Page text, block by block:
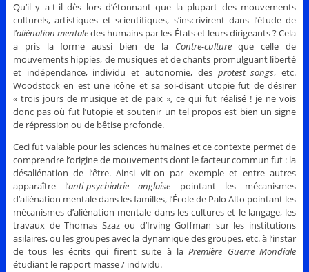
Qu’il y a-t-il dès lors d’étonnant que la plupart des mouvements
culturels, artistiques et scientifiques, s’inscrivirent dans l’étude de
l’aliénation mentaledes humains par les États et leurs dirigeants ? Cela
a pris la forme aussi bien de la Contre-cultureque celle de
mouvements hippies, de musiques et de chants promulguant liberté
et indépendance, individu et autonomie, des protest songs, etc.
Woodstock en est une icône et sa soi-disant utopie fut de désirer
« trois jours de musique et de paix », ce qui fut réalisé ! je ne vois
donc pas où fut l’utopie et soutenir un tel propos est bien un signe
de répression ou de bêtise profonde.
Ceci fut valable pour les sciences humaines et ce contexte permet de
comprendre l’origine de mouvements dont le facteur commun fut : la
désaliénation de l’être. Ainsi vit-on par exemple et entre autres
apparaître l’anti-psychiatrie anglaise pointant les mécanismes
d’aliénation mentale dans les familles, l’École de Palo Alto pointant les
mécanismes d’aliénation mentale dans les cultures et le langage, les
travaux de Thomas Szaz ou d’Irving Goffman sur les institutions
asilaires, ou les groupes avec la dynamique des groupes, etc. à l’instar
de tous les écrits qui firent suite à laPremière GuerreMondiale
étudiant le rapport masse / individu.